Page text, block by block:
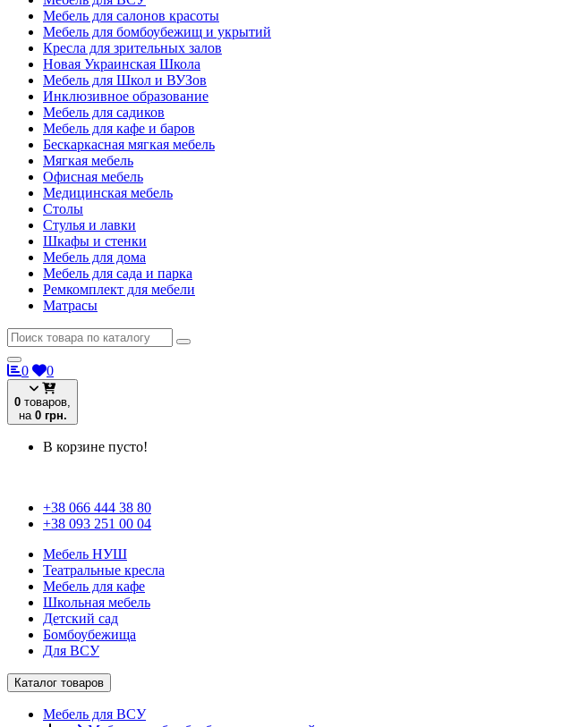
Мебель для салонов красоты
Мебель для бомбоубежищ и укрытий
Кресла для зрительных залов
Новая Украинская Школа
Мебель для Школ и ВУЗов
Инклюзивное образование
Мебель для садиков
Мебель для кафе и баров
Бескаркасная мягкая мебель
Мягкая мебель
Офисная мебель
Медицинская мебель
Столы
Стулья и лавки
Шкафы и стенки
Мебель для дома
Мебель для сада и парка
Ремкомплект для мебели
Матрасы
0 0
0 товаров,
на 0 грн.
В корзине пусто!
+38 066 444 38 80
+38 093 251 00 04
Мебель НУШ
Театральные кресла
Мебель для кафе
Школьная мебель
Детский сад
Бомбоубежища
Для ВСУ
Каталог товаров
Мебель для ВСУ